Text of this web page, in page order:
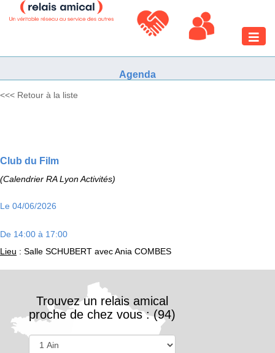
Toggle
Agenda
<<< Retour à la liste
Club du Film
(Calendrier RA Lyon Activités)
Le 04/06/2026
De 14:00 à 17:00
Lieu : Salle SCHUBERT avec Ania COMBES
Trouvez un relais amical
proche de chez vous : (94)